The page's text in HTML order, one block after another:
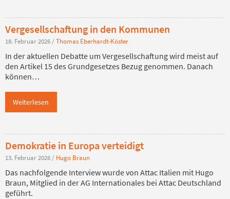
Vergesellschaftung in den Kommunen
18. Februar 2026 / Thomas Eberhardt-Köster
In der aktuellen Debatte um Vergesellschaftung wird meist auf
den Artikel 15 des Grundgesetzes Bezug genommen. Danach
können…
Weiterlesen
Demokratie in Europa verteidigt
13. Februar 2026 / Hugo Braun
Das nachfolgende Interview wurde von Attac Italien mit Hugo
Braun, Mitglied in der AG Internationales bei Attac Deutschland
geführt.